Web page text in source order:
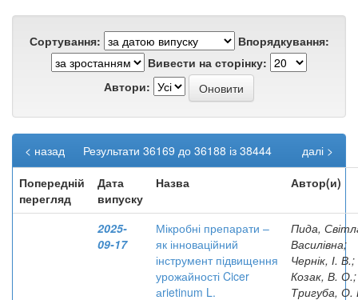
Сортування:
Впорядкування:
Вивести на сторінку:
Автори:
Результати 36169 до 36188 із 38444
< назад
далі >
Попередній
перегляд
Дата
випуску
Назва Автор(и)
2025-
09-17
Мікробні препарати –
як інноваційний
інструмент підвищення
урожайності Cicer
аrietinum L.
Пида,
Василівна;
Чернік, І. В.;
Козак, В. О.;
Тригуба, О.